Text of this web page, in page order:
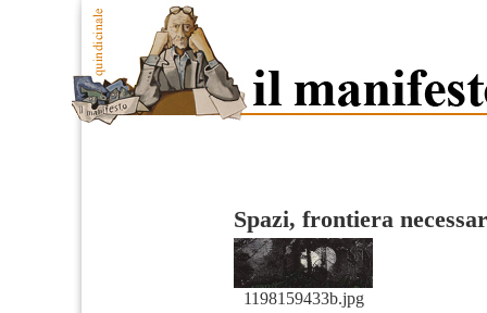
Spazi, frontiera
1198159433b.jpg